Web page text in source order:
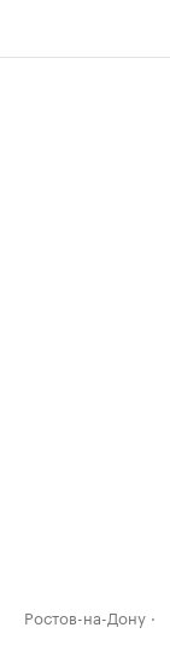
Ростов-на-Дону